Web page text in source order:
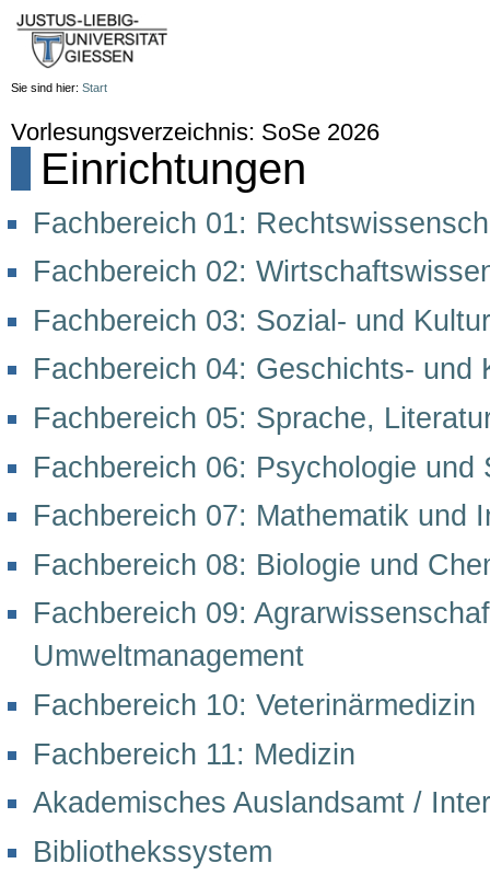
Sie sind hier: Start
Vorlesungsverzeichnis: SoSe 2026
Einrichtungen
Fachbereich 01:
Fachbereich 02:
Fachbereich 03: Sozial- und
Fachbereich 04: Geschichts- und
Fachbereich 05: Sprache,
Fachbereich 06: Psychologie und
Fachbereich 07: Mathematik und
Fachbereich 08: Biologie und
Fachbereich 09:
Umweltmanagement
Fachbereich 10: Veterinärmedizin
Fachbereich 11: Medizin
Akademisches Auslandsamt /
Bibliothekssystem